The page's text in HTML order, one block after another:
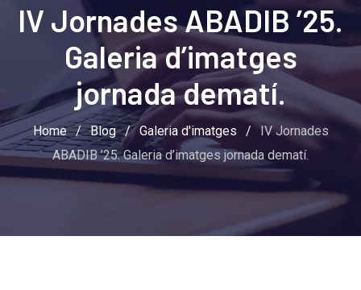
IV Jornades ABADIB ’25.
Galeria d’imatges
jornada dematí.
Home / Blog / Galeria d'imatges /
IV Jornades
ABADIB ’25. Galeria d’imatges jornada dematí.